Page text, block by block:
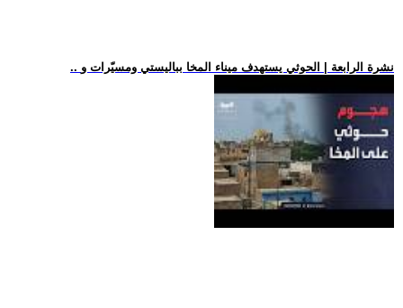
.. نشرة الرابعة | الحوثي يستهدف ميناء المخا بباليستي ومسيّرات و